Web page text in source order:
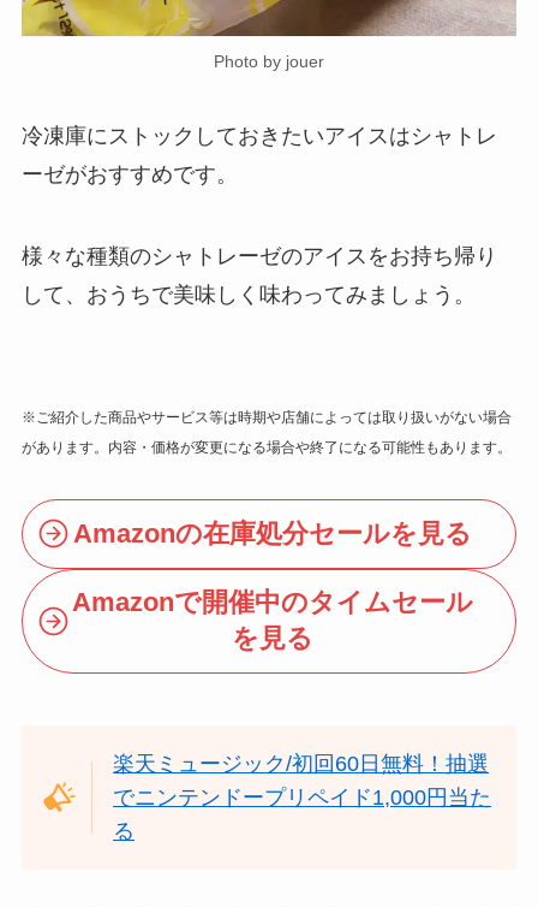
Photo by jouer
冷凍庫にストックしておきたいアイスはシャトレ
ーゼがおすすめです。
様々な種類のシャトレーゼのアイスをお持ち帰り
して、おうちで美味しく味わってみましょう。
※ご紹介した商品やサービス等は時期や店舗によっては取り扱いがない場合
があります。内容・価格が変更になる場合や終了になる可能性もあります。
Amazonの在庫処分セールを見る
Amazonで開催中のタイムセール
を見る
楽天ミュージック/初回60日無料！抽選
でニンテンドープリペイド1,000円当た
る